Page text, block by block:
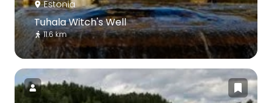
Estonia
Tuhala Witch's Well
11.6 km